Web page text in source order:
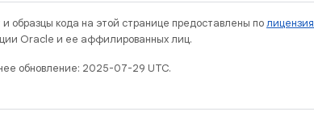
и образцы кода на этой странице предоставлены по
Oracle и ее аффилированных лиц.
обновление: 2025-07-29 UTC.